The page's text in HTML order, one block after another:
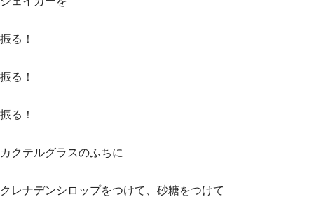
振る！
振る！
振る！
カクテルグラスのふちに
クレナデンシロップをつけて、砂糖をつけて